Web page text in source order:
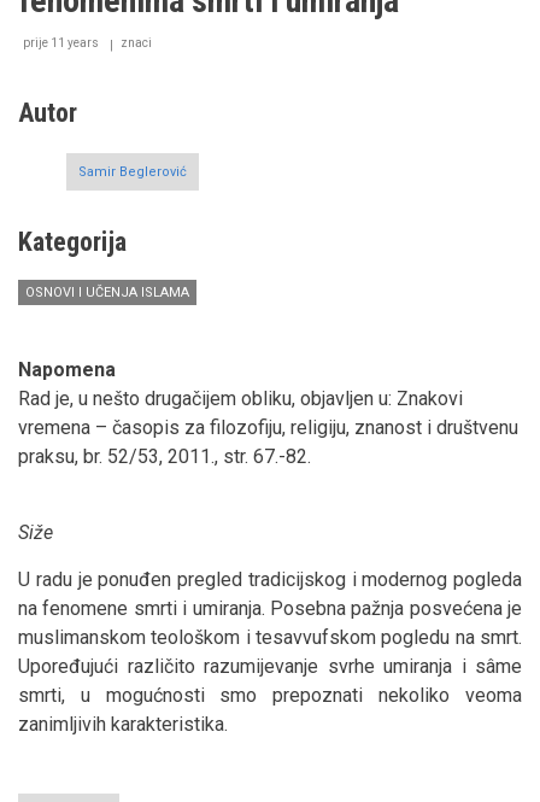
prije 11 years znaci
Autor
Samir Beglerović
Kategorija
OSNOVI I UČENJA ISLAMA
Napomena
Rad je, u nešto drugačijem obliku, objavljen u: Znakovi
vremena – časopis za filozofiju, religiju, znanost i društvenu
praksu, br. 52/53, 2011., str. 67.-82.
Siže
U radu je ponuđen pregled tradicijskog i modernog pogleda
na fenomene smrti i umiranja. Posebna pažnja posvećena je
muslimanskom teološkom i tesavvufskom pogledu na smrt.
Upoređujući različito razumijevanje svrhe umiranja i sâme
smrti, u mogućnosti smo prepoznati nekoliko veoma
zanimljivih karakteristika.